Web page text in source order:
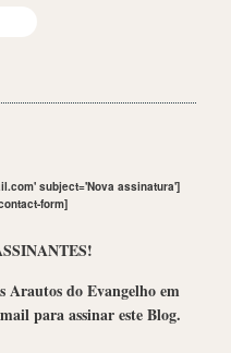
subject='Nova assinatura']
form]
Arautos do Evangelho em
para assinar este Blog.